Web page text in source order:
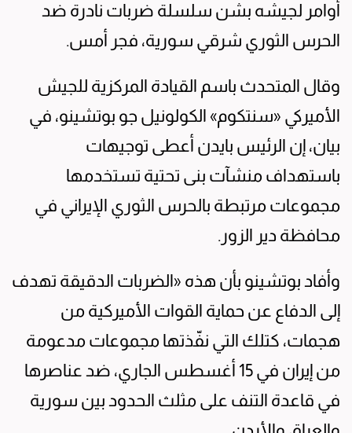
أوامر لجيشه بشن سلسلة ضربات نادرة ضد
الحرس الثوري شرقي سورية، فجر أمس.
وقال المتحدث باسم القيادة المركزية للجيش
الأميركي «سنتكوم» الكولونيل جو بوتشينو، في
بيان، إن الرئيس بايدن أعطى توجيهات
باستهداف منشآت بنى تحتية تستخدمها
مجموعات مرتبطة بالحرس الثوري الإيراني في
محافظة دير الزور.
وأفاد بوتشينو بأن هذه «الضربات الدقيقة تهدف
إلى الدفاع عن حماية القوات الأميركية من
هجمات، كتلك التي نفّذتها مجموعات مدعومة
من إيران في 15 أغسطس الجاري، ضد عناصرها
في قاعدة التنف على مثلث الحدود بين سورية